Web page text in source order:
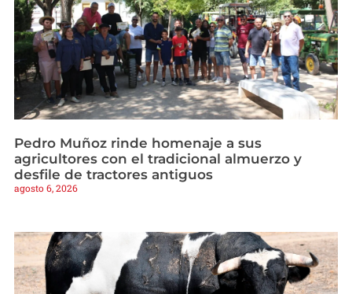
Pedro Muñoz rinde homenaje a sus
agricultores con el tradicional almuerzo y
desfile de tractores antiguos
agosto 6, 2026